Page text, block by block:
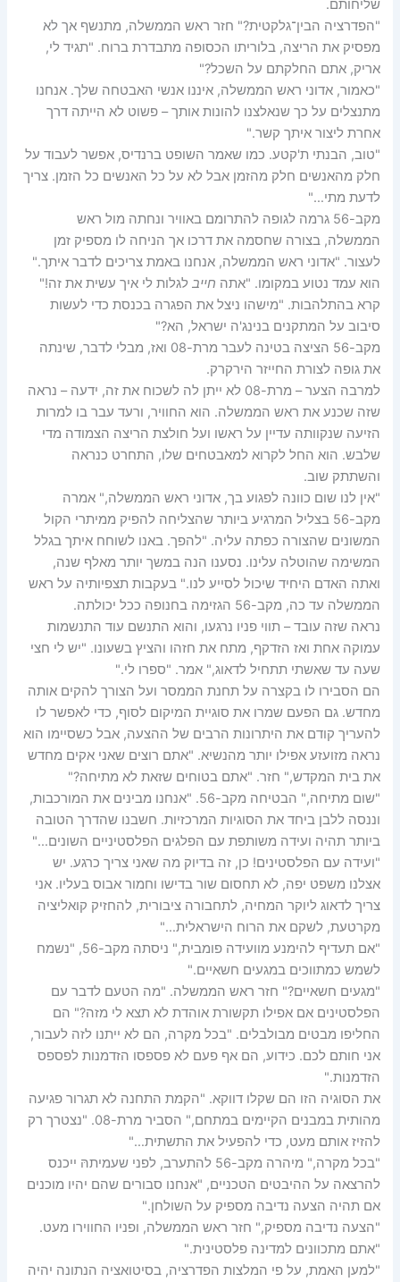
שליחותם.
"הפדרציה הבין־גלקטית?" חזר ראש הממשלה, מתנשף אך לא
מפסיק את הריצה, בלוריתו הכסופה מתבדרת ברוח. "תגיד לי,
אריק, אתם החלקתם על השכל?"
"כאמור, אדוני ראש הממשלה, איננו אנשי האבטחה שלך. אנחנו
מתנצלים על כך שנאלצנו להונות אותך – פשוט לא הייתה דרך
אחרת ליצור איתך קשר."
"טוב, הבנתי ת'קטע. כמו שאמר השופט ברנדיס, אפשר לעבוד על
חלק מהאנשים חלק מהזמן אבל לא על כל האנשים כל הזמן. צריך
לדעת מתי…"
מקב-56 גרמה לגופה להתרומם באוויר ונחתה מול ראש
הממשלה, בצורה שחסמה את דרכו אך הניחה לו מספיק זמן
לעצור. "אדוני ראש הממשלה, אנחנו באמת צריכים לדבר איתך."
הוא עמד נטוע במקומו. "אתה חייב לגלות לי איך עשית את זה!"
קרא בהתלהבות. "מישהו ניצל את הפגרה בכנסת כדי לעשות
סיבוב על המתקנים בנינג'ה ישראל, הא?"
מקב-56 הציצה בטינה לעבר מרת-08 ואז, מבלי לדבר, שינתה
את גופה לצורת החייזר הירקרק.
למרבה הצער – מרת-08 לא ייתן לה לשכוח את זה, ידעה – נראה
שזה שכנע את ראש הממשלה. הוא החוויר, ורעד עבר בו למרות
הזיעה שנקוותה עדיין על ראשו ועל חולצת הריצה הצמודה מדי
שלבש. הוא החל לקרוא למאבטחים שלו, התחרט כנראה
והשתתק שוב.
"אין לנו שום כוונה לפגוע בך, אדוני ראש הממשלה," אמרה
מקב-56 בצליל המרגיע ביותר שהצליחה להפיק ממיתרי הקול
המשונים שהצורה כפתה עליה. "להפך. באנו לשוחח איתך בגלל
המשימה שהוטלה עלינו. נסענו הנה במשך יותר מאלף שנה,
ואתה האדם היחיד שיכול לסייע לנו." בעקבות תצפיותיה על ראש
הממשלה עד כה, מקב-56 הגזימה בחנופה ככל יכולתה.
נראה שזה עובד – תווי פניו נרגעו, והוא התנשם עוד התנשמות
עמוקה אחת ואז הזדקף, מתח את חזהו והציץ בשעונו. "יש לי חצי
שעה עד שאשתי תתחיל לדאוג," אמר. "ספרו לי."
הם הסבירו לו בקצרה על תחנת הממסר ועל הצורך להקים אותה
מחדש. גם הפעם שמרו את סוגיית המיקום לסוף, כדי לאפשר לו
להעריך קודם את היתרונות הרבים של ההצעה, אבל כשסיימו הוא
נראה מזועזע אפילו יותר מהנשיא. "אתם רוצים שאני אקים מחדש
את בית המקדש," חזר. "אתם בטוחים שזאת לא מתיחה?"
"שום מתיחה," הבטיחה מקב-56. "אנחנו מבינים את המורכבות,
וננסה ללבן ביחד את הסוגיות המרכזיות. חשבנו שהדרך הטובה
ביותר תהיה ועידה משותפת עם הפלגים הפלסטיניים השונים…"
"ועידה עם הפלסטינים! כן, זה בדיוק מה שאני צריך כרגע. יש
אצלנו משפט יפה, לא תחסום שור בדישו וחמור אבוס בעליו. אני
צריך לדאוג ליוקר המחיה, לתחבורה ציבורית, להחזיק קואליציה
מקרטעת, לשקם את הרוח הישראלית…"
"אם תעדיף להימנע מוועידה פומבית," ניסתה מקב-56, "נשמח
לשמש כמתווכים במגעים חשאיים."
"מגעים חשאיים?" חזר ראש הממשלה. "מה הטעם לדבר עם
הפלסטינים אם אפילו תקשורת אוהדת לא תצא לי מזה?" הם
החליפו מבטים מבולבלים. "בכל מקרה, הם לא ייתנו לזה לעבור,
אני חותם לכם. כידוע, הם אף פעם לא פספסו הזדמנות לפספס
הזדמנות."
את הסוגיה הזו הם שקלו דווקא. "הקמת התחנה לא תגרור פגיעה
מהותית במבנים הקיימים במתחם," הסביר מרת-08. "נצטרך רק
להזיז אותם מעט, כדי להפעיל את התשתית…"
"בכל מקרה," מיהרה מקב-56 להתערב, לפני שעמיתהּ ייכנס
להרצאה על ההיבטים הטכניים, "אנחנו סבורים שהם יהיו מוכנים
אם תהיה הצעה נדיבה מספיק על השולחן."
"הצעה נדיבה מספיק," חזר ראש הממשלה, ופניו החווירו מעט.
"אתם מתכוונים למדינה פלסטינית."
"למען האמת, על פי המלצות הפדרציה, בסיטואציה הנתונה יהיה